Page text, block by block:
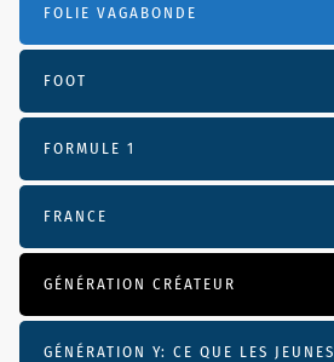
FOLIE VAGABONDE
FOOT
FORMULE 1
FRANCE
GÉNÉRATION CRÉATEUR
GÉNÉRATION Y: CE QUE LES JEUNES